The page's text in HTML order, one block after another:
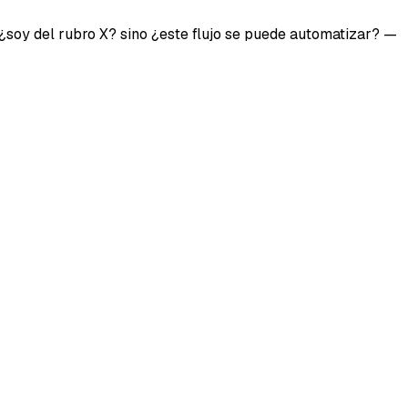
del rubro X? sino ¿este flujo se puede automatizar? —